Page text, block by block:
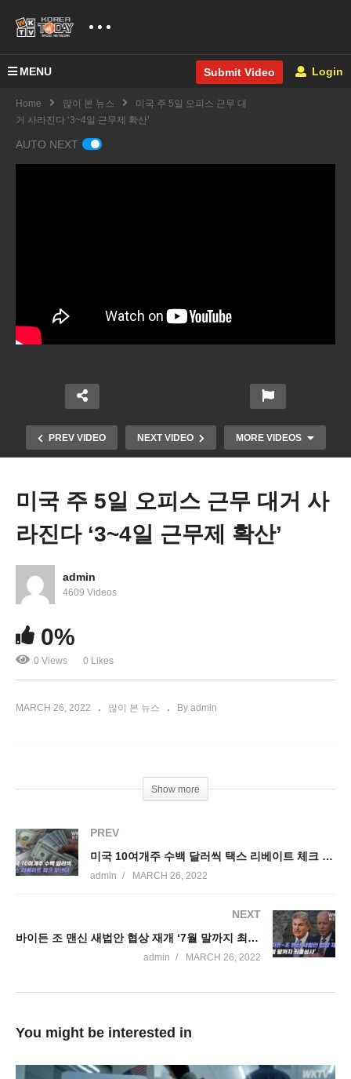
MENU Submit Video Login
Home 많이 본 뉴스
미국 주 5일 오피스 근무 대
거 사라진다 ‘3~4일 근무제 확산’
AUTO NEXT
PREV VIDEO NEXT VIDEO MORE VIDEOS
사 맞대응’
미국 주 5일 오피스 근무 대거 사
라진다 ‘3~4일 근무제 확산’
admin
4609 Videos
0%
0 Views 0 Likes
MARCH 26, 2022 많이 본 뉴스 By admin
Show more
PREV
미국 10여개주 수백 달러씩 택스 리베이트 체크 보낸다
admin MARCH 26, 2022
NEXT
바이든 조 맨신 새법안 협상 재개 ‘7월 말까지 최종성사’
admin MARCH 26, 2022
You might be interested in